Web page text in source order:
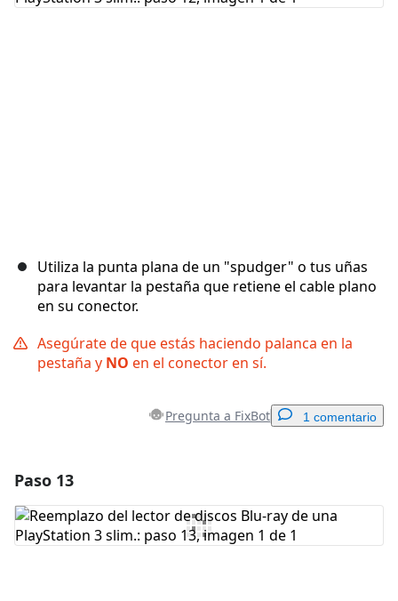
Utiliza la punta plana de un "spudger" o tus uñas
para levantar la pestaña que retiene el cable plano
en su conector.
Asegúrate de que estás haciendo palanca en la
pestaña y NO en el conector en sí.
Pregunta a FixBot 1 comentario
Agregar Comentario
Paso 13